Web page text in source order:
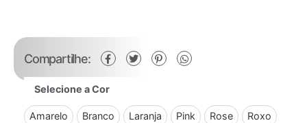
Compartilhe:
Selecione a Cor
Amarelo Branco Laranja Pink Rose Roxo